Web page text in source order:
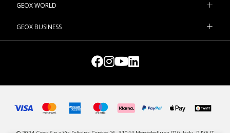
GEOX WORLD
GEOX BUSINESS